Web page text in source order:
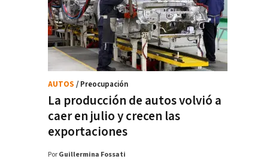
La producción de autos volvió a
caer en julio y crecen las
exportaciones
AUTOS / Preocupación
Por Guillermina Fossati